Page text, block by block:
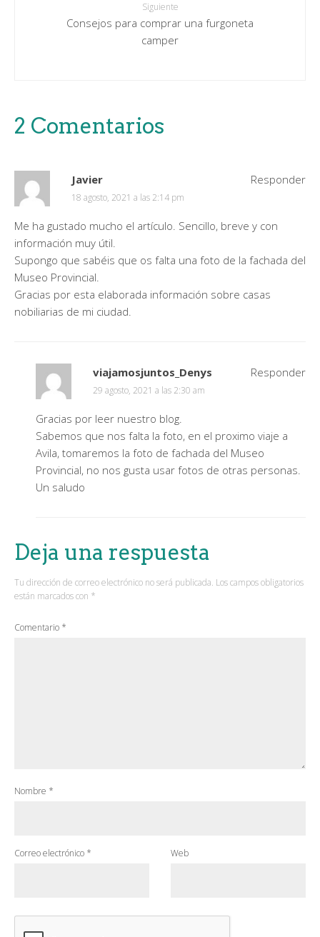
Siguiente
Consejos para comprar una furgoneta
camper
2 Comentarios
Javier
18 agosto, 2021 a las 2:14 pm
Me ha gustado mucho el artículo. Sencillo, breve y con
información muy útil.
Supongo que sabéis que os falta una foto de la fachada del
Museo Provincial.
Gracias por esta elaborada información sobre casas
nobiliarias de mi ciudad.
Responder
viajamosjuntos_Denys
29 agosto, 2021 a las 2:30 am
Gracias por leer nuestro blog.
Sabemos que nos falta la foto, en el proximo viaje a
Avila, tomaremos la foto de fachada del Museo
Provincial, no nos gusta usar fotos de otras personas.
Un saludo
Responder
Deja una respuesta
Tu dirección de correo electrónico no será publicada. Los campos obligatorios
están marcados con *
Comentario *
Nombre *
Correo electrónico * Web